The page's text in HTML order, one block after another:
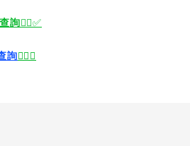
詢🙆‍♂️✅
詢🙆‍♂️✅